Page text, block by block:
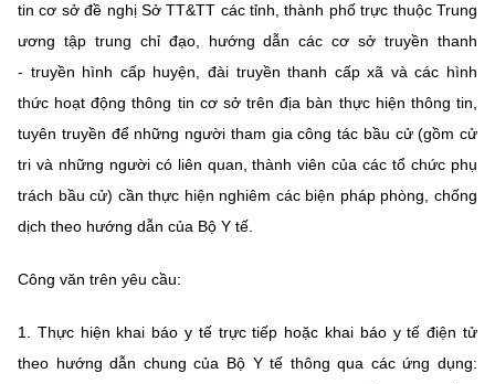
Cơ quan chủ quản: Bộ Khoa học và Công nghệ (MST)
Chịu trách nhiệm nội dung: Nguyễn Thị Hải Hằng
Giám đốc Trung tâm Truyền thông Khoa học và Công nghệ.
Liên hệ
Địa chỉ: Ban Biên tập Cổng TTĐT - 18 Nguyễn Du, TP. Hà Nội
stc@mst.gov.vn
©2026 Bản quyền thuộc Bộ Khoa Học và Công Nghệ
(Ghi rõ nguồn "https://mst.gov.vn" khi phát hành lại thông tin từ
tin cơ sởđề nghị Sở TT&TT các tỉnh, thành phố trực thuộcTrung
ương tập trung chỉ đạo, hướng dẫncác cơ sở truyền thanh
- truyền hình cấp huyện, đài truyền thanh cấp xã vàcác hình
thức hoạt động thông tin cơ sởtrên địa bàn thực hiện thông tin,
tuyên truyền để những người tham gia công tác bầu cử (gồm cử
tri và những người có liên quan, thành viên của các tổ chức phụ
trách bầu cử) cần thực hiện nghiêm các biện pháp phòng, chống
dịch theo hướng dẫn của Bộ Y tế.
Công văn trên yêu cầu:
1. Thực hiện khai báo y tế trực tiếp hoặc khai báo y tế điện tử
theo hướngdẫn chung của Bộ Y tế thông qua các ứng dụng: